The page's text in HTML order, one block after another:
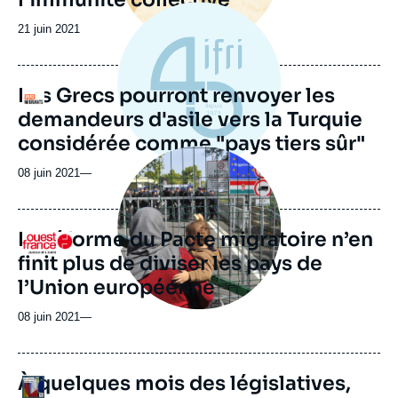
Date
publication
21 juin 2021
Logo
Les Grecs pourront renvoyer les
demandeurs d'asile vers la Turquie
considérée comme "pays tiers sûr"
08 juin 2021—
Logo
Image
principale
médiatique
La réforme du Pacte migratoire n’en
finit plus de diviser les pays de
l’Union européenne
08 juin 2021—
Logo
À quelques mois des législatives,